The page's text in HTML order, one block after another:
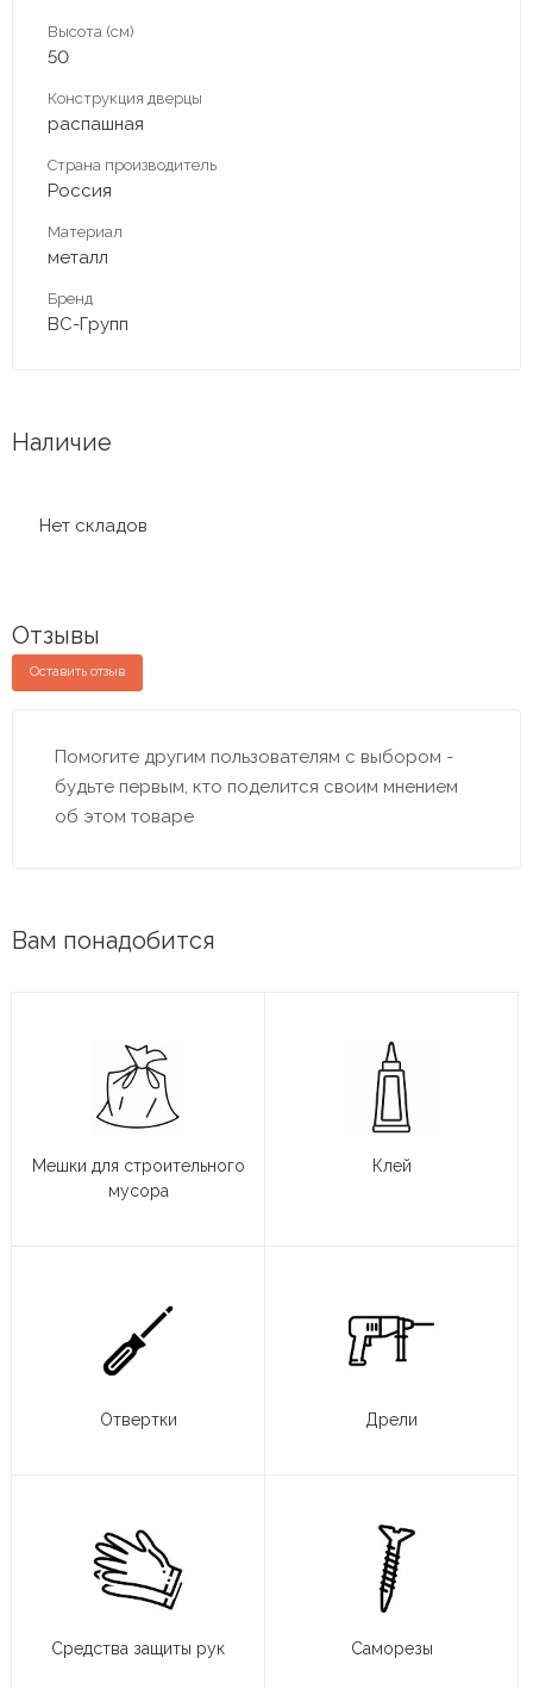
Высота (см)
50
Конструкция дверцы
распашная
Страна производитель
Россия
Материал
металл
Бренд
ВС-Групп
Наличие
Нет складов
Отзывы
Оставить отзыв
Помогите другим пользователям с выбором -
будьте первым, кто поделится своим мнением
об этом товаре
Вам понадобится
Мешки для строительного
мусора
Клей
Отвертки Дрели
Средства защиты рук Саморезы